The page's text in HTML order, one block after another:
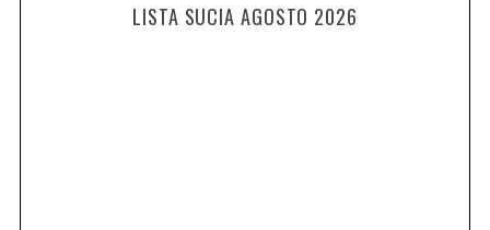
LISTA SUCIA AGOSTO 2026